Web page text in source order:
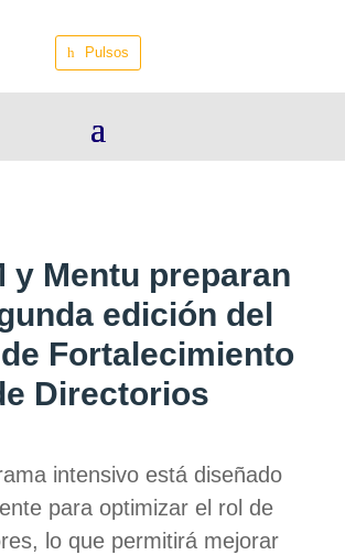
Pulsos
y Mentu preparan
edición del
Fortalecimiento
Directorios
intensivo está diseñado
para optimizar el rol de
lo que permitirá mejorar